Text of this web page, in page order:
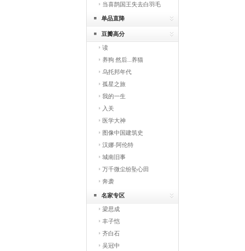
当喜鹊国王失去白羽毛
单品直降
豆瓣高分
读
养狗 然后...养猫
乌托邦年代
孤星之旅
我的一生
入关
医学大神
图像中国建筑史
汉娜·阿伦特
城南旧事
万千微尘纷坠心田
奔袭
名家专区
梁思成
丰子恺
齐白石
吴冠中